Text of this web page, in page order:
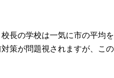
長の学校は一気に市の平均
策が問題視されますが、こ